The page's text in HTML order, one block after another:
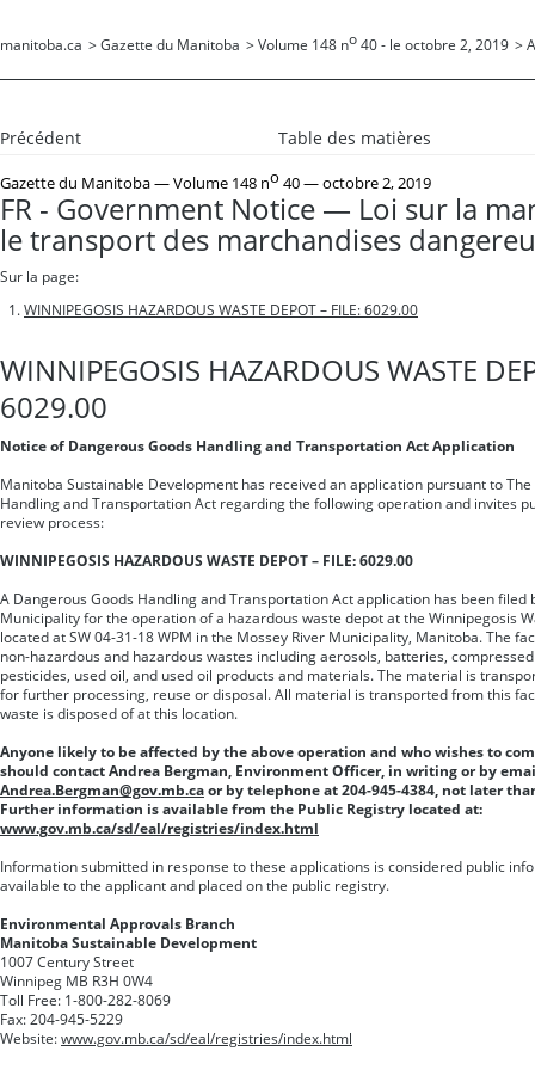
manitoba.ca > Gazette du Manitoba > Volume 148 no 40 - le octobre 2, 2019 >
Précédent Table des matières
Gazette du Manitoba— Volume 148 no 40 — octobre 2, 2019
FR - Government Notice — Loi sur la
le transport des marchandises
Sur la page:
WINNIPEGOSIS HAZARDOUS WASTE DEPOT – FILE: 6029.00
WINNIPEGOSIS HAZARDOUS WASTE
6029.00
Notice of Dangerous Goods Handling and Transportation Act Application
Manitoba Sustainable Development has received an application pursuant to
Handling and Transportation Act regarding the following operation and invites
review process:
WINNIPEGOSIS HAZARDOUS WASTE DEPOT – FILE: 6029.00
A Dangerous Goods Handling and Transportation Act application has been filed
Municipality for the operation of a hazardous waste depot at the Winnipegosis
located at SW 04-31-18 WPM in the Mossey River Municipality, Manitoba. The
non-hazardous and hazardous wastes including aerosols, batteries,
pesticides, used oil, and used oil products and materials. The material is
for further processing, reuse or disposal. All material is transported from this
waste is disposed of at this location.
Anyone likely to be affected by the above operation and who wishes to
should contact Andrea Bergman, Environment Officer, in writing or by
Andrea.Bergman@gov.mb.ca or by telephone at 204-945-4384, not later
Further information is available from the Public Registry located at:
www.gov.mb.ca/sd/eal/registries/index.html
Information submitted in response to these applications is considered public
available to the applicant and placed on the public registry.
Environmental Approvals Branch
Manitoba Sustainable Development
1007 Century Street
Winnipeg MB R3H 0W4
Toll Free: 1-800-282-8069
Fax: 204-945-5229
Website: www.gov.mb.ca/sd/eal/registries/index.html